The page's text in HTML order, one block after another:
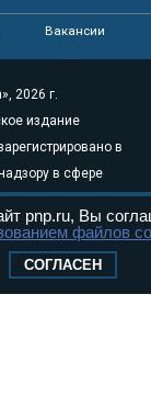
Вакансии
2026 г.
издание
в
в сфере
и
05
Эл № ФС77-
pnp.ru, Вы
файлов
СОГЛАСЕН